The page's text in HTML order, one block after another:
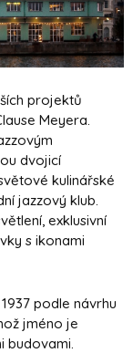
projektů
Meyera.
dvojicí
kulinářské
jazzový klub.
exklusivní
s ikonami
podle návrhu
jméno je
budovami.